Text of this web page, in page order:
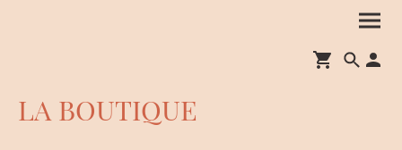
LA BOUTIQUE